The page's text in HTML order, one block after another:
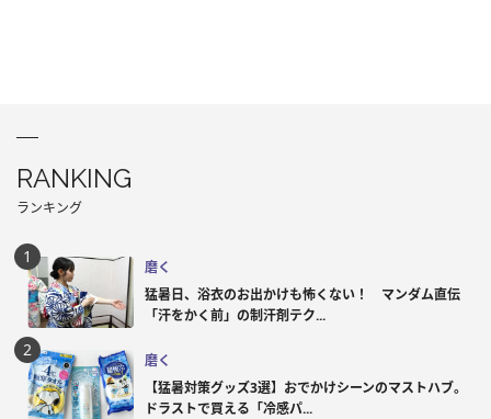
RANKING
ランキング
磨く
猛暑日、浴衣のお出かけも怖くない！ マンダム直伝
「汗をかく前」の制汗剤テク...
磨く
【猛暑対策グッズ3選】おでかけシーンのマストハブ。
ドラストで買える「冷感パ...